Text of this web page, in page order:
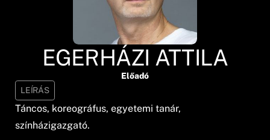
EGERHÁZI ATTILA
Előadó
LEÍRÁS
Táncos, koreográfus, egyetemi tanár,
színházigazgató.